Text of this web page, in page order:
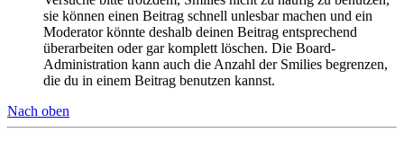
sie können einen Beitrag schnell unlesbar machen und ein
Moderator könnte deshalb deinen Beitrag entsprechend
überarbeiten oder gar komplett löschen. Die Board-
Administration kann auch die Anzahl der Smilies begrenzen,
die du in einem Beitrag benutzen kannst.
Nach oben